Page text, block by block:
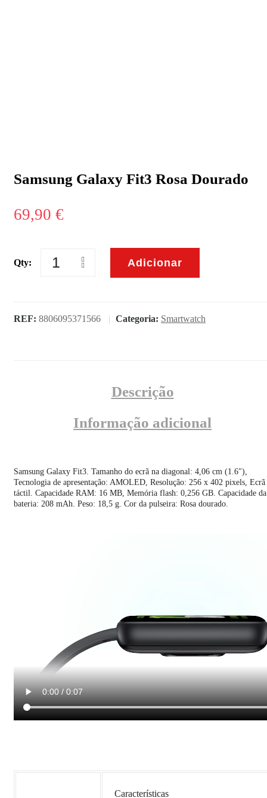
Samsung Galaxy Fit3 Rosa Dourado
69,90 €
Qty:
Quantidade
Fit3
Adicionar
REF: 8806095371566 Categoria: Smartwatch
Descrição
Informação adicional
Samsung Galaxy Fit3. Tamanho do ecrã na diagonal: 4,06 cm (1.6″),
Tecnologia de apresentação: AMOLED, Resolução: 256 x 402 pixels, Ecrã
táctil. Capacidade RAM: 16 MB, Memória flash: 0,256 GB. Capacidade da
bateria: 208 mAh. Peso: 18,5 g. Cor da pulseira: Rosa dourado.
Características